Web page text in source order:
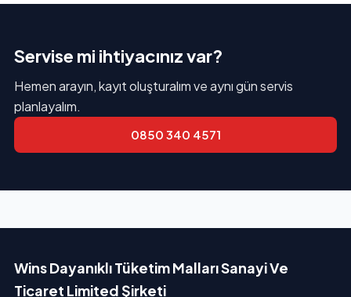
Servise mi ihtiyacınız var?
Hemen arayın, kayıt oluşturalım ve aynı gün servis
planlayalım.
0850 340 4571
Wins Dayanıklı Tüketim Malları Sanayi Ve
Ticaret Limited Şirketi